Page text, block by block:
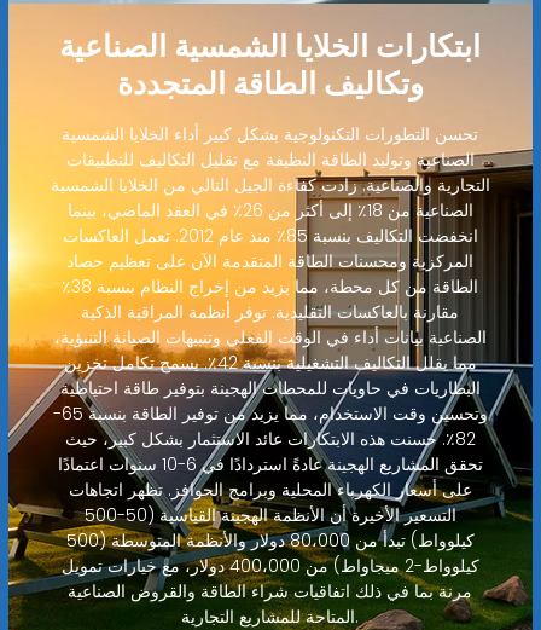
ابتكارات الخلايا الشمسية الصناعية
وتكاليف الطاقة المتجددة
تحسن التطورات التكنولوجية بشكل كبير أداء الخلايا الشمسية
الصناعية وتوليد الطاقة النظيفة مع تقليل التكاليف للتطبيقات
التجارية والصناعية. زادت كفاءة الجيل التالي من الخلايا الشمسية
الصناعية من 18٪ إلى أكثر من 26٪ في العقد الماضي، بينما
انخفضت التكاليف بنسبة 85٪ منذ عام 2012. تعمل العاكسات
المركزية ومحسنات الطاقة المتقدمة الآن على تعظيم حصاد
الطاقة من كل محطة، مما يزيد من إخراج النظام بنسبة 38٪
مقارنة بالعاكسات التقليدية. توفر أنظمة المراقبة الذكية
الصناعية بيانات أداء في الوقت الفعلي وتنبيهات الصيانة التنبؤية،
مما يقلل التكاليف التشغيلية بنسبة 42٪. يسمح تكامل تخزين
البطاريات في حاويات للمحطات الهجينة بتوفير طاقة احتياطية
وتحسين وقت الاستخدام، مما يزيد من توفير الطاقة بنسبة 65-
82٪. حسنت هذه الابتكارات عائد الاستثمار بشكل كبير، حيث
تحقق المشاريع الهجينة عادةً استردادًا في 6-10 سنوات اعتمادًا
على أسعار الكهرباء المحلية وبرامج الحوافز. تظهر اتجاهات
التسعير الأخيرة أن الأنظمة الهجينة القياسية (50-500
كيلوواط) تبدأ من 80،000 دولار والأنظمة المتوسطة (500
كيلوواط-2 ميجاواط) من 400،000 دولار، مع خيارات تمويل
مرنة بما في ذلك اتفاقيات شراء الطاقة والقروض الصناعية
المتاحة للمشاريع التجارية.